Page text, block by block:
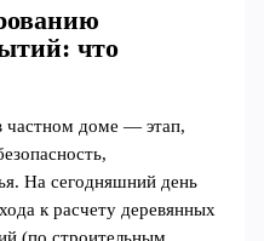
что
частном доме — этап,
На сегодняшний день
к расчету деревянных